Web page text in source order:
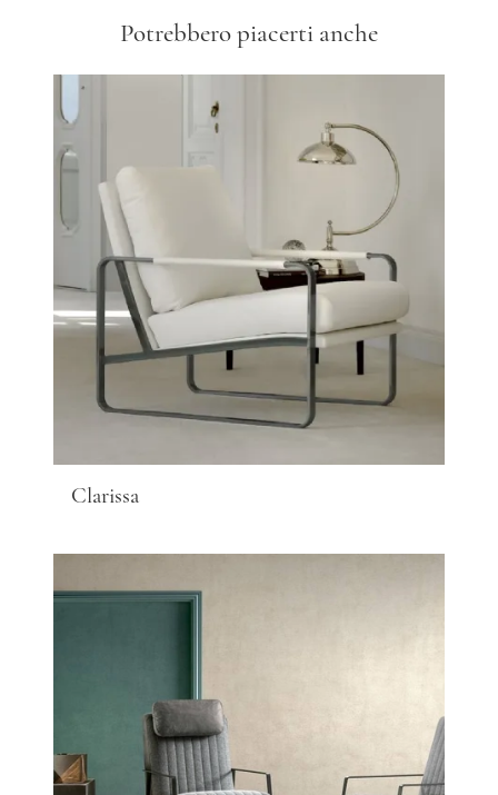
Potrebbero piacerti anche
Clarissa